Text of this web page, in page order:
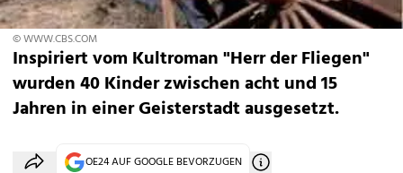
© WWW.CBS.COM
Inspiriert vom Kultroman "Herr der Fliegen"
wurden 40 Kinder zwischen acht und 15
Jahren in einer Geisterstadt ausgesetzt.
OE24 AUF GOOGLE BEVORZUGEN